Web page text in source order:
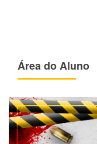
Área do Aluno